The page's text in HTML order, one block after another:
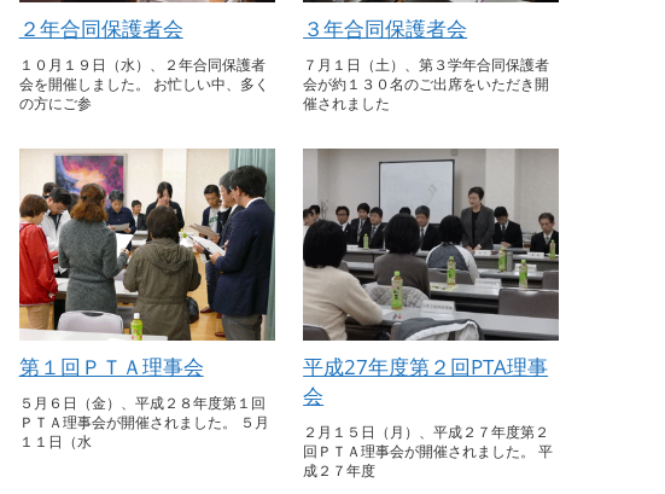
２年合同保護者会
１０月１９日（水）、２年合同保護者
会を開催しました。 お忙しい中、多く
の方にご参
３年合同保護者会
７月１日（土）、第３学年合同保護者
会が約１３０名のご出席をいただき開
催されました
第１回ＰＴＡ理事会
５月６日（金）、平成２８年度第１回
ＰＴＡ理事会が開催されました。 ５月
１１日（水
平成27年度第２回PTA理事
会
２月１５日（月）、平成２７年度第２
回ＰＴＡ理事会が開催されました。 平
成２７年度